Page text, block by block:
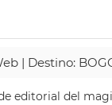
| Destino:
editorial del